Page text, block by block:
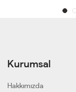
Kurumsal
Hakkımızda